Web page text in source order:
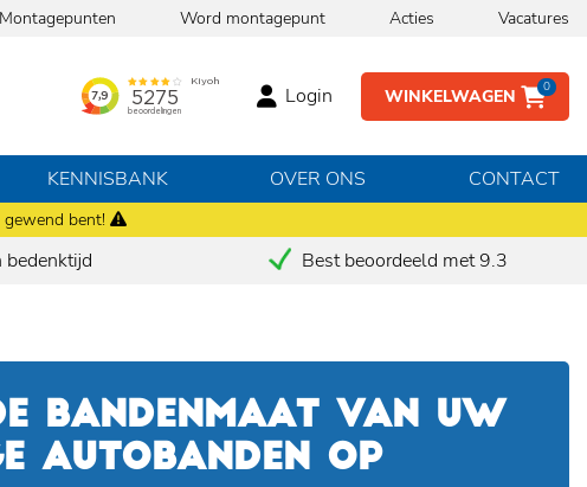
bent!
Montagepunten Word montagepunt Acties Vacatures
WINKELWAGEN 0
Login
KENNISBANK OVER ONS CONTACT
bedenktijd
Best beoordeeld met 9.3
BANDENMAAT VAN UW
AUTOBANDEN OP